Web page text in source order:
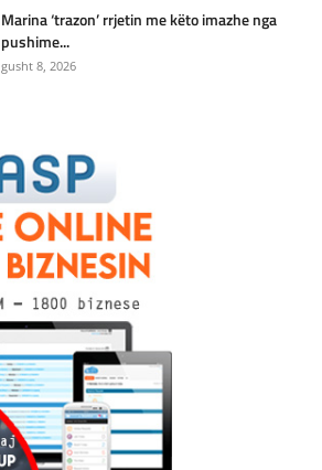
Marina ‘trazon’ rrjetin me këto imazhe nga
pushime...
gusht 8, 2026